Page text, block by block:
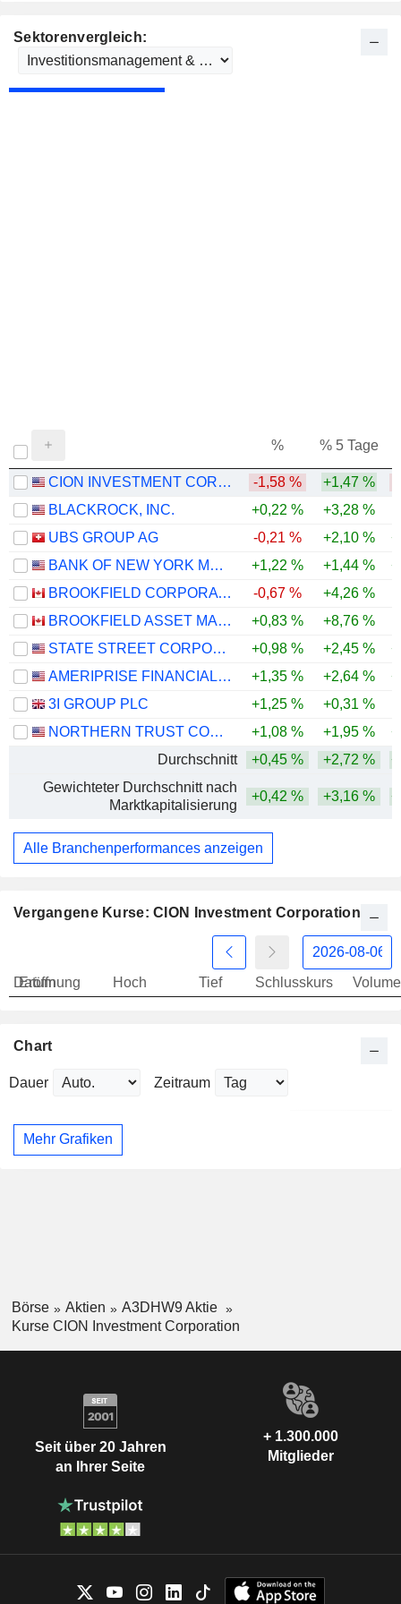
Sektorenvergleich:
% % 5 Tage
CION INVESTMENT CORPORATION -1,58 % +1,47 %
BLACKROCK, INC.
+0,22 % +3,28 %
UBS GROUP AG
-0,21 % +2,10 %
BANK OF NEW YORK MELLON CORPORATION (THE)
+1,22 % +1,44 %
BROOKFIELD CORPORATION
-0,67 % +4,26 %
BROOKFIELD ASSET MANAGEMENT LTD.
+0,83 % +8,76 %
STATE STREET CORPORATION
+0,98 % +2,45 %
AMERIPRISE FINANCIAL, INC.
+1,35 % +2,64 %
3I GROUP PLC
+1,25 % +0,31 %
NORTHERN TRUST CORPORATION
+1,08 % +1,95 %
Durchschnitt
+0,45 % +2,72 %
Gewichteter Durchschnitt nach
Marktkapitalisierung
+0,42 % +3,16 %
Alle Branchenperformances anzeigen
Vergangene Kurse: CION Investment Corporation
Datum
Eröffnung Hoch Tief Schlusskurs
Chart
Dauer Zeitraum
Mehr Grafiken
Börse Aktien
A3DHW9 Aktie
Kurse CION Investment Corporation
Seit über 20 Jahren
an Ihrer Seite
+ 1.300.000
Mitglieder